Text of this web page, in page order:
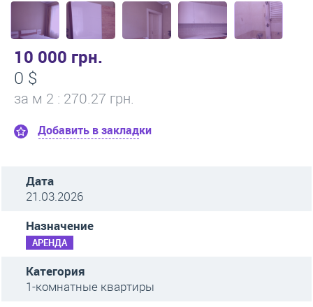
10 000 грн.
0 $
за м 2 : 270.27 грн.
Добавить в закладки
Дата
21.03.2026
Назначение
АРЕНДА
Категория
1-комнатные квартиры